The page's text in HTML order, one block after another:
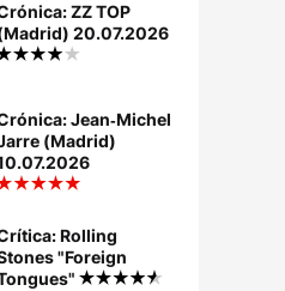
ZZ TOP
20.07.2026
Jean‐Michel
(Madrid)
Rolling
"Foreign